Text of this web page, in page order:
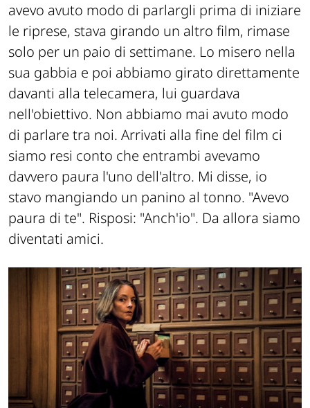
avevo avuto modo di parlargli prima di iniziare
le riprese, stava girando un altro film, rimase
solo per un paio di settimane. Lo misero nella
sua gabbia e poi abbiamo girato direttamente
davanti alla telecamera, lui guardava
nell'obiettivo. Non abbiamo mai avuto modo
di parlare tra noi. Arrivati alla fine del film ci
siamo resi conto che entrambi avevamo
davvero paura l'uno dell'altro. Mi disse, io
stavo mangiando un panino al tonno. "Avevo
paura di te". Risposi: "Anch'io". Da allora siamo
diventati amici.